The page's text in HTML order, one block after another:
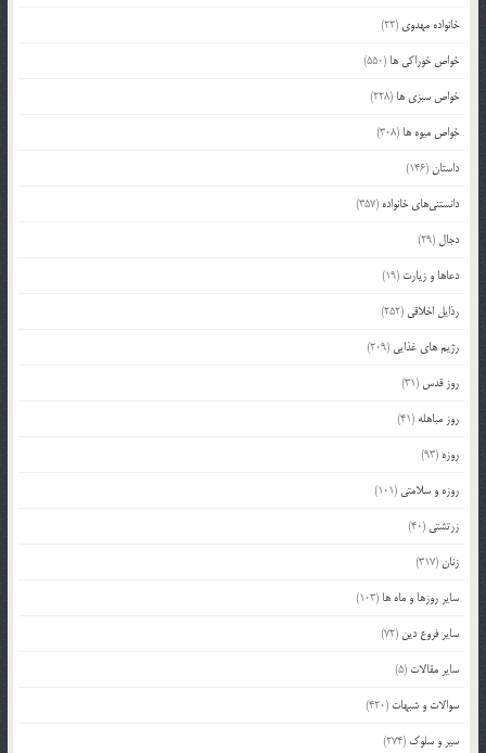
خانواده مهدوی (22)
خواص خوراکی ها (550)
خواص سبزی ها (228)
خواص میوه ها (308)
داستان(146)
دانستنی‌های خانواده (357)
دجال (29)
دعاها و زیارت (19)
رذایل اخلاقی (252)
رژیم های غذایی (209)
روز قدس (31)
روز مباهله (41)
روزه (93)
روزه و سلامتی (101)
زرتشتی (40)
زنان(317)
سایر روزها و ماه ها (103)
سایر فروع دین (72)
سایر مقالات (5)
سوالات و شبهات (420)
سیر و سلوک (274)